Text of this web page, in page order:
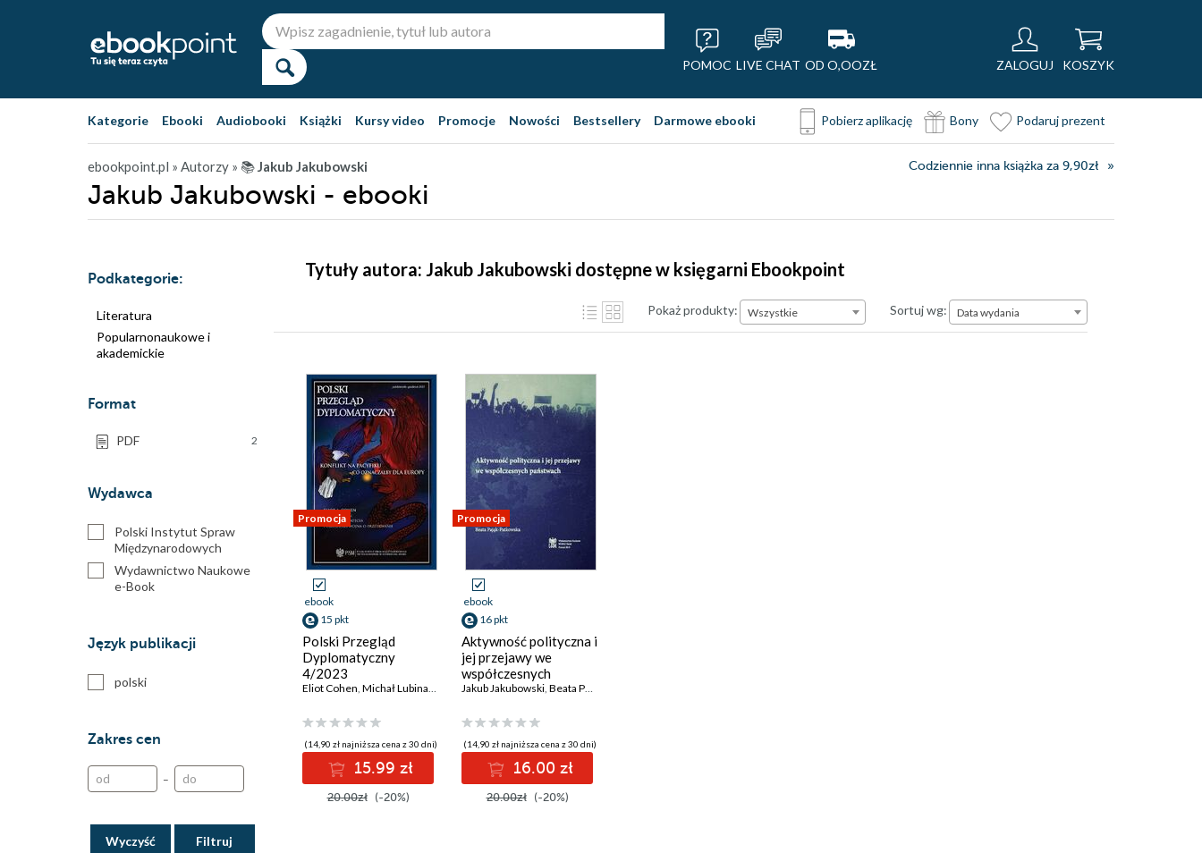
POMOC LIVE CHAT OD O,OOZŁ ZALOGUJ KOSZYK
Kategorie Ebooki Audiobooki Książki Kursy video Promocje Nowości Bestsellery Darmowe ebooki Pobierz aplikację Bony Podaruj prezent
ebookpoint.pl » Autorzy » 📚Jakub Jakubowski Codziennie inna książka za 9,90zł
Jakub Jakubowski - ebooki
Podkategorie:
Literatura
Popularnonaukowe i
akademickie
Format
PDF 2
Wydawca
Polski Instytut Spraw
Międzynarodowych
Wydawnictwo Naukowe
e-Book
Język publikacji
polski
Zakres cen
–
Wyczyść
Tytuły autora: Jakub Jakubowski dostępne w księgarni Ebookpoint
Pokaż produkty: Wszystkie Sortuj wg:Data wydania
Data wydania
Promocja
ebook
15 pkt
Polski Przegląd
Dyplomatyczny
4/2023
Eliot Cohen, Michał Lubina,Jakub Jakubowski,Kalwasiński Maciej
(14,90 zł najniższa cena z 30 dni)
15.99 zł
20.00zł (-20%)
Promocja
ebook
16 pkt
Aktywność polityczna i
jej przejawy we
współczesnych
państwach
Jakub Jakubowski, Beata Pająk- Patkowska
(14,90 zł najniższa cena z 30 dni)
16.00 zł
20.00zł (-20%)